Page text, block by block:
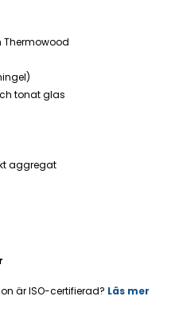
tonat glas
aggregat
är ISO-certifierad? Läs mer